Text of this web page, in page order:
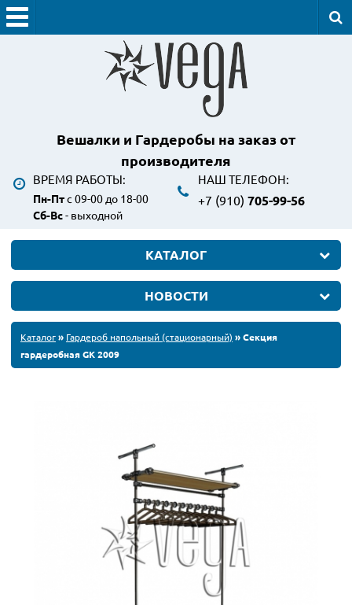
Вешалки и Гардеробы на заказ от
производителя
ВРЕМЯ РАБОТЫ:
Пн-Птс 09-00 до 18-00
Сб-Вс- выходной
НАШ ТЕЛЕФОН:
+7 (910) 705-99-56
КАТАЛОГ
НОВОСТИ
Каталог» Гардероб напольный (стационарный) » Секция
гардеробная GK 2009